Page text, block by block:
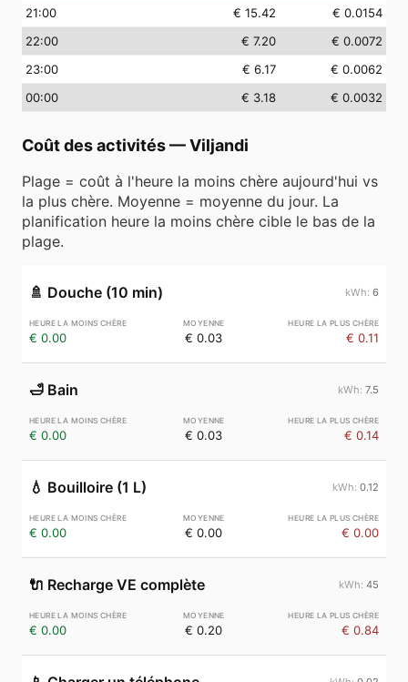
21:00 € 15.42
€ 0.0154
22:00 € 7.20
€ 0.0072
23:00 € 6.17
€ 0.0062
00:00 € 3.18 € 0.0032
Coût des activités—Viljandi
Plage = coût à l'heure la moins chère aujourd'hui vs
la plus chère. Moyenne = moyenne du jour. La
planification heure la moins chère cible le bas de la
plage.
🚿 Douche (10 min) 6
€ 0.00 € 0.03 € 0.11
🛁 Bain 7.5
€ 0.00 € 0.03 € 0.14
💧 Bouilloire (1 L) 0.12
€ 0.00 € 0.00 € 0.00
🔌 Recharge VE complète 45
€ 0.00 € 0.20 € 0.84